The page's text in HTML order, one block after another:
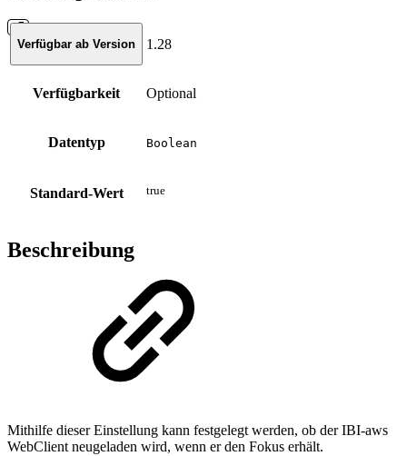
Verfügbar ab Version 1.28
Verfügbarkeit Optional
Datentyp Boolean
Standard-Wert true
Beschreibung
Mithilfe dieser Einstellung kann festgelegt werden, ob der IBI-aws
WebClient neugeladen wird, wenn er den Fokus erhält.